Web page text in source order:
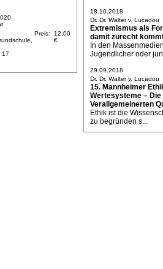
17
Preis:
12,00
€
18.10.2018
Dr. Dr. Walter v. Lucadou
Extremismus als
damit zurecht
In den
Jugendlicher oder
29.09.2018
Dr. Dr. Walter v. Lucadou
15. Mannheimer
Wertesysteme –
Verallgemeinerten
Ethik ist die
zu begründen s...